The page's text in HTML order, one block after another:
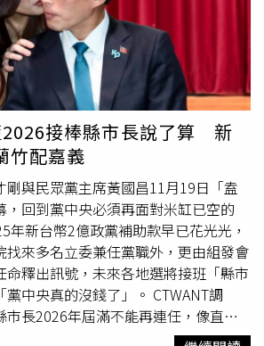
嚴重的干擾及破口。另外，楊啓蘭之母
眼科主任17年，在任期屆滿時不再被續
發現陳珊霓的諸多問題，例如陳珊霓擔
取其子擔任眼科住院醫師，造成眼科部
化基督教醫院身為彰化唯一的醫學中
高品質的醫療，對醫德、醫倫一定要
年6月30不續聘的陳堯俐、邱足滿等3
彰化地方法院判刑。彰基重申，楊啟
長老教會總會所託，進行文字偏頗的
謂在防疫期間麻醉部主任向總院長下
問卷方式散布誹謗文字，所為實不可
判決楊啓蘭敗訴定讞，應負擔費用刊登
供）而雙方也對簿公堂，韓傑儀向陳紹
配偶權民事訴訟，已遭法院駁回，韓也
，夏米雅則盼生活能恢復平靜，且不再
韓傑儀向周刊爆料陳紹誠介入他與夏米
台北地檢依加重誹謗罪起訴。（圖／讀
，陳紹誠的控訴純粹是誣告事件，認為
刊為證據提告，而陳有親戚在司法界
訴，卻在他提再議後被起訴，加上周
將傳喚該記者作為證人。至於夏米雅
，當初夏米雅身無分文來台，他在夏
元，出唱片等宣傳都由自己支付，「難
自己帶幾千萬來台灣嗎」，且2人假離
正常人再一起相處無異，後續則會持續
」擔任召集人，夏米雅詢問是否能送25
場欣賞，自己欣然應允，雙方這才展開
身分證，確認配偶欄為空。同年12月8
約逛基隆夜市，並約住基隆的夏米雅同
送夏米雅回家，卻被住在夏家對面的韓
照片傳給夏米雅，強調自己是「順手
心有人送妳回家」，卻在幾天後找上
他離夏米雅遠一點。陳紹誠回憶，同
突然登門，聲稱其為夏米雅的老闆兼
、結婚證和身分證試圖證明2人間的
共同居住事實，如陳紹誠不與夏保持距
壞其名聲，讓其離開台灣。而在韓傑儀
陳紹誠幾天前才送給夏米雅的中藥，陳
想越不對勁」，詢問夏是否還與韓同
雙方僅有經紀約關係，私底下毫無互
器才發現韓會趁她不在家實偷偷潛入其
2026接棒縣市長說了算 新
竹配嘉義
剛與民眾黨主席黃國昌11月19日「盍
，回到黨中央必須再面對米缸已空的
年新台幣2億政黨補助款早已花光光，
找來多名立委兼任黨職外，更由組發會
命釋出訊號，未來各地選將接班「縣市
中央真的沒錢了」。 CTWANT調
市長2026年屆滿不能再連任，像直轄
台中市長盧秀燕，還有新竹縣長楊文